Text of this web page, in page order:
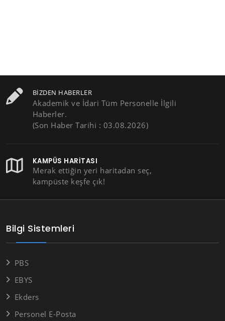
BIZDEN HABERLER
Akademik ve İdari Tüm Personelle İlgili
Haberler.
(Son Haber Tarihi : 03.08.2026)
KAMPÜS HARITASI
Merak ettiğin yeri haritadan seç,
kampüste keşfe çık!
Bilgi Sistemleri
PBS
EBYS
Ekders
Personel E-Posta